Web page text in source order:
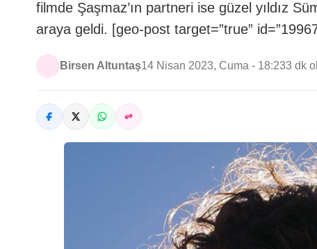
filmde Şaşmaz’ın partneri ise güzel yıldız
araya geldi. [geo-post target=”true”
Birsen Altuntaş14 Nisan 2023, Cuma - 18:233 dk